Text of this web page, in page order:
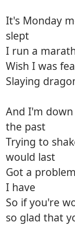
It's Monday
slept
I run a
Wish I was
Slaying
And I'm
the past
Trying to
would last
Got a
I have
So if you're
so glad that